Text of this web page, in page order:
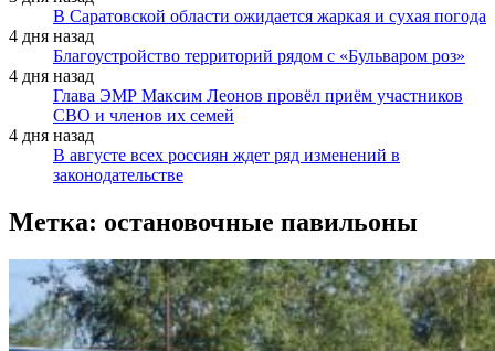
В Саратовской области ожидается жаркая и сухая погода
4 дня назад
Благоустройство территорий рядом с «Бульваром роз»
4 дня назад
Глава ЭМР Максим Леонов провёл приём участников
СВО и членов их семей
4 дня назад
В августе всех россиян ждет ряд изменений в
законодательстве
Метка: остановочные павильоны